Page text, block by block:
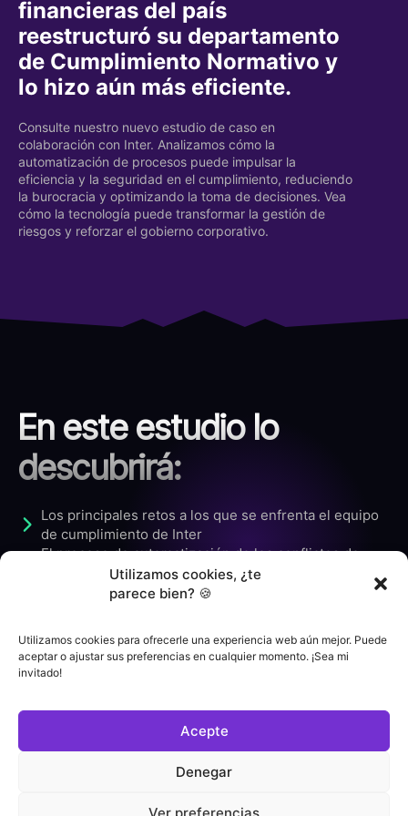
Utilizamos cookies, ¿te
parece bien? 🍪
Utilizamos cookies para ofrecerle una experiencia web aún mejor. Puede
aceptar o ajustar sus preferencias en cualquier momento. ¡Sea mi
invitado!
Acepte
Denegar
Ver preferencias
financieras del país
reestructuró su departamento
de Cumplimiento Normativo y
lo hizo aún más eficiente.
Consulte nuestro nuevo estudio de caso en
colaboración con Inter. Analizamos cómo la
automatización de procesos puede impulsar la
eficiencia y la seguridad en el cumplimiento, reduciendo
la burocracia y optimizando la toma de decisiones. Vea
cómo la tecnología puede transformar la gestión de
riesgos y reforzar el gobierno corporativo.
En este estudio lo
descubrirá:
Los principales retos a los que se enfrenta el equipo
de cumplimiento de Inter
El proceso de automatización de los conflictos de
intereses de los empleados
Cómo la automatización de las actividades del área ha
programa de cumplimiento.
Ganar el Sello Pro Ética